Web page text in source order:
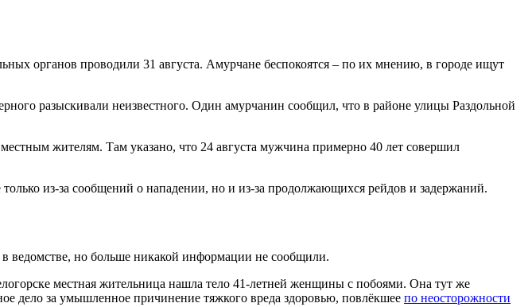
органов проводили 31 августа. Амурчане беспокоятся – по их мнению, в городе ищут
разыскивали неизвестного. Один амурчанин сообщил, что в районе улицы Раздольной
жителям. Там указано, что 24 августа мужчина примерно 40 лет совершил
из-за сообщений о нападении, но и из-за продолжающихся рейдов и задержаний.
ведомстве, но больше никакой информации не сообщили.
местная жительница нашла тело 41-летней женщины с побоями. Она тут же
дело за умышленное причинение тяжкого вреда здоровью, повлёкшее по неосторожности